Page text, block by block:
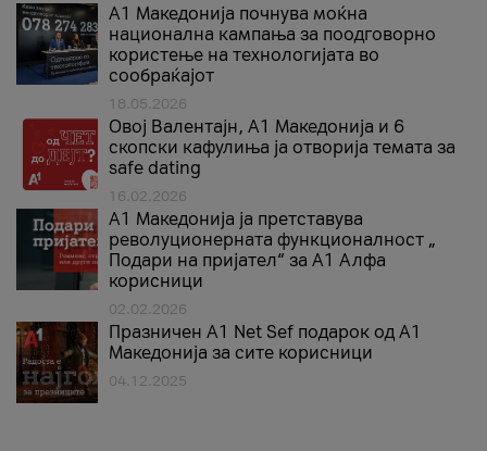
A1 Македонија почнува моќна
национална кампања за поодговорно
користење на технологијата во
сообраќајот
18.05.2026
Овој Валентајн, A1 Македонија и 6
скопски кафулиња ја отворија темата за
safe dating
16.02.2026
А1 Македонија ја претставува
револуционерната функционалност „
Подари на пријател“ за А1 Алфа
корисници
02.02.2026
Празничен A1 Net Sеf подарок од А1
Македонија за сите корисници
04.12.2025